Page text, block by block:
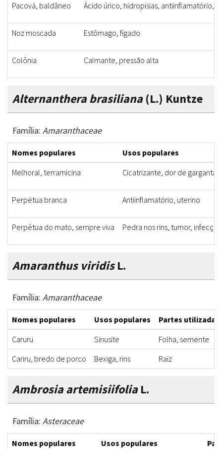
Pacová, baldâneo Ácido úrico, hidropisias, antiinflamatório,
Noz moscada Estômago, fígado
Colônia Calmante, pressão alta
Alternanthera brasiliana(L.) Kuntze
Família: Amaranthaceae
Nomes populares
Usos populares
Melhoral, terramicina
Cicatrizante, dor de
Perpétua branca Antiinflamatório, uterino
Perpétua do mato, sempre viva Pedra nos rins, tumor,
Amaranthus viridisL.
Família: Amaranthaceae
Nomes populares Usos populares
Partes utilizadas
Caruru
Sinusite
Folha, semente
Cariru, bredo de porco
Bexiga, rins Raiz
Ambrosia artemisiifoliaL.
Família: Asteraceae
Nomes populares Usos populares